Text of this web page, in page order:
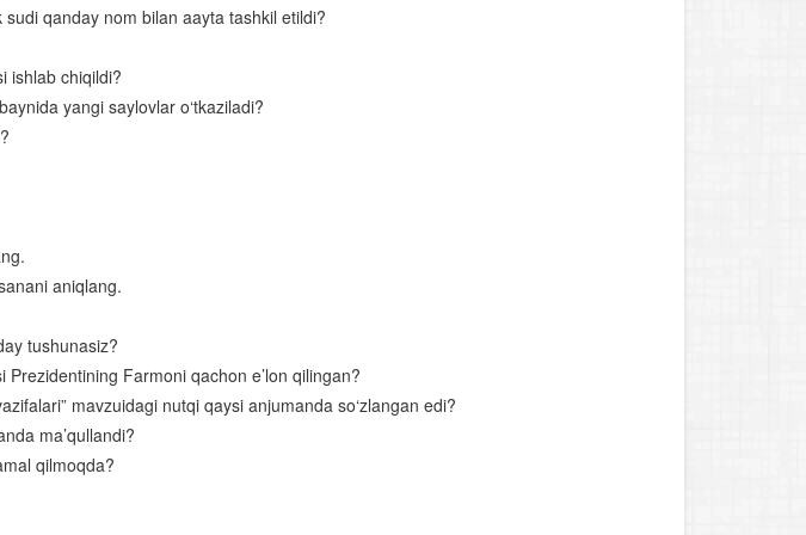
aspektlari
o‘tish
qanday nom bilan aayta tashkil etildi?
ishlab chiqildi?
yangi saylovlar o‘tkaziladi?
aniqlang.
tushunasiz?
Prezidentining Farmoni qachon e’lon qilingan?
mavzuidagi nutqi qaysi anjumanda so‘zlangan edi?
ma’qullandi?
qilmoqda?